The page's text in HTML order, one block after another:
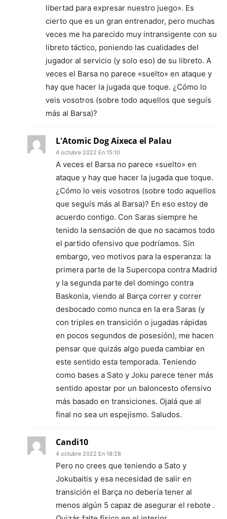
libertad para expresar nuestro juego». Es
cierto que es un gran entrenador, pero muchas
veces me ha parecido muy intransigente con su
libreto táctico, poniendo las cualidades del
jugador al servicio (y solo eso) de su libreto. A
veces el Barsa no parece «suelto» en ataque y
hay que hacer la jugada que toque. ¿Cómo lo
veis vosotros (sobre todo aquellos que seguís
más al Barsa)?
L'Atomic Dog Aixeca el Palau
4 octubre 2022 En 15:10
A veces el Barsa no parece «suelto» en
ataque y hay que hacer la jugada que toque.
¿Cómo lo veis vosotros (sobre todo aquellos
que seguís más al Barsa)? En eso estoy de
acuerdo contigo. Con Saras siempre he
tenido la sensación de que no sacamos todo
el partido ofensivo que podríamos. Sin
embargo, veo motivos para la esperanza: la
primera parte de la Supercopa contra Madrid
y la segunda parte del domingo contra
Baskonia, viendo al Barça correr y correr
desbocado como nunca en la era Saras (y
con triples en transición o jugadas rápidas
en pocos segundos de posesión), me hacen
pensar que quizás algo pueda cambiar en
este sentido esta temporada. Teniendo
como bases a Sato y Joku parece tener más
sentido apostar por un baloncesto ofensivo
más basado en transiciones. Ojalá que al
final no sea un espejismo. Saludos.
Candi10
4 octubre 2022 En 18:28
Pero no crees que teniendo a Sato y
Jokubaitis y esa necesidad de salir en
transición el Barça no debería tener al
menos algún 5 capaz de asegurar el rebote .